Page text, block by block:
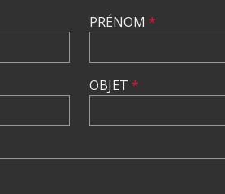
PRÉNOM *
OBJET *